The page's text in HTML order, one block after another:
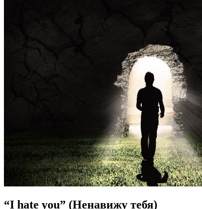
“I hate you” (Ненавижу тебя)